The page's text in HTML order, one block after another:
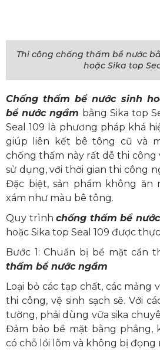
Thi công chống thấm bể nước
hoặc Sika top
Chống thấm bể nước sinh
bể nước ngầm bằng Sika top
Seal 109 là phương pháp khá
giúp liên kết bê tông cũ và
chống thấm này rất dễ thi công
sử dụng, với thời gian thi công
Đặc biệt, sản phẩm không ăn
xám như màu bê tông.
Quy trình chống thấm bể
hoặc Sika top Seal 109 được
Bước 1: Chuẩn bị bề mặt cần
thấm bể nước ngầm
Loại bỏ các tạp chất, các mảng
thi công, vệ sinh sạch sẽ. Với
tường, phải dùng vữa sika
Đảm bảo bề mặt bằng phẳng,
có chỗ lồi lõm và không bị đọng